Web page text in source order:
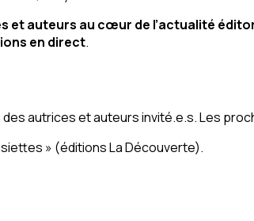
auteurs au cœur de l’actualité
en direct.
autrices et auteurs invité.e.s. Les
» (éditions La Découverte).